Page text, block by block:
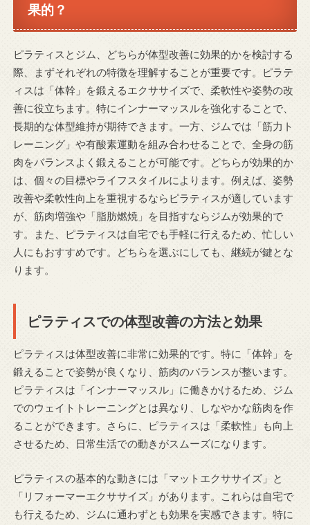
果的？
ピラティスとジム、どちらが体型改善に効果的かを検討する
際、まずそれぞれの特徴を理解することが重要です。ピラテ
ィスは「体幹」を鍛えるエクササイズで、柔軟性や姿勢の改
善に役立ちます。特にインナーマッスルを強化することで、
長期的な体型維持が期待できます。一方、ジムでは「筋力ト
レーニング」や有酸素運動を組み合わせることで、全身の筋
肉をバランスよく鍛えることが可能です。どちらが効果的か
は、個々の目標やライフスタイルによります。例えば、姿勢
改善や柔軟性向上を重視するならピラティスが適しています
が、筋肉増強や「脂肪燃焼」を目指すならジムが効果的で
す。また、ピラティスは自宅でも手軽に行えるため、忙しい
人にもおすすめです。どちらを選ぶにしても、継続が鍵とな
ります。
ピラティスでの体型改善の方法と効果
ピラティスは体型改善に非常に効果的です。特に「体幹」を
鍛えることで姿勢が良くなり、筋肉のバランスが整います。
ピラティスは「インナーマッスル」に働きかけるため、ジム
でのウェイトトレーニングとは異なり、しなやかな筋肉を作
ることができます。さらに、ピラティスは「柔軟性」も向上
させるため、日常生活での動きがスムーズになります。
ピラティスの基本的な動きには「マットエクササイズ」と
「リフォーマーエクササイズ」があります。これらは自宅で
も行えるため、ジムに通わずとも効果を実感できます。特に